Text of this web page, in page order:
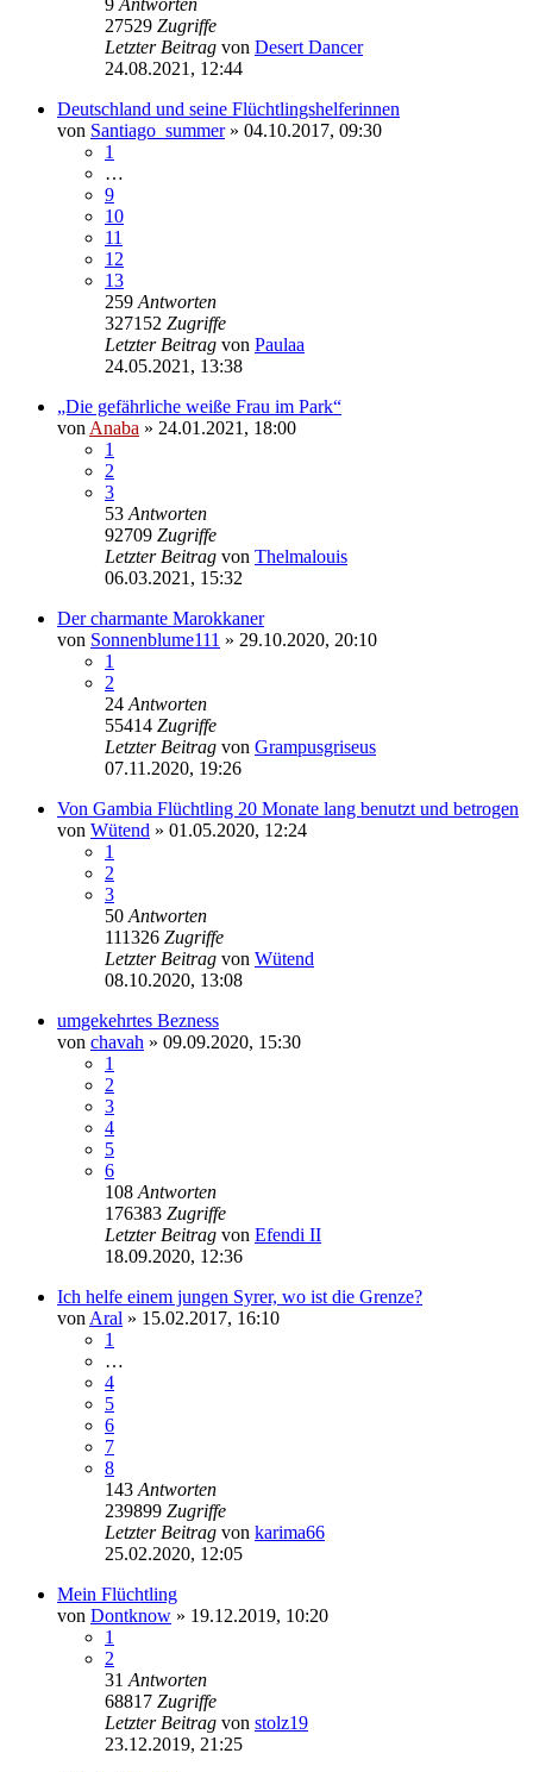
27529 Zugriffe
Letzter Beitrag von Desert Dancer
24.08.2021, 12:44
Deutschland und seine Flüchtlingshelferinnen
von Santiago_summer» 04.10.2017, 09:30
1
…
9
10
11
12
13
259 Antworten
327152 Zugriffe
Letzter Beitrag von Paulaa
24.05.2021, 13:38
„Die gefährliche weiße Frau im Park“
von Anaba » 24.01.2021, 18:00
1
2
3
53 Antworten
92709 Zugriffe
Letzter Beitrag von Thelmalouis
06.03.2021, 15:32
Der charmante Marokkaner
von Sonnenblume111 » 29.10.2020, 20:10
1
2
24 Antworten
55414 Zugriffe
Letzter Beitrag von Grampusgriseus
07.11.2020, 19:26
Von Gambia Flüchtling 20 Monate lang benutzt und betrogen
von Wütend » 01.05.2020, 12:24
1
2
3
50 Antworten
111326 Zugriffe
Letzter Beitrag von Wütend
08.10.2020, 13:08
umgekehrtes Bezness
von chavah » 09.09.2020, 15:30
1
2
3
4
5
6
108 Antworten
176383 Zugriffe
Letzter Beitrag von Efendi II
18.09.2020, 12:36
Ich helfe einem jungen Syrer, wo ist die Grenze?
von Aral » 15.02.2017, 16:10
1
…
4
5
6
7
8
143 Antworten
239899 Zugriffe
Letzter Beitrag von karima66
25.02.2020, 12:05
Mein Flüchtling
von Dontknow » 19.12.2019, 10:20
1
2
31 Antworten
68817 Zugriffe
Letzter Beitrag von stolz19
23.12.2019, 21:25